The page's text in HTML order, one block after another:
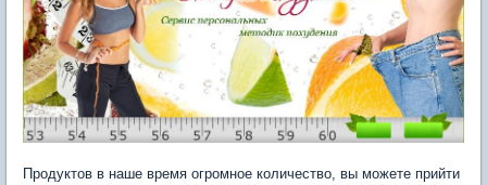
Продуктов в наше время огромное количество, вы можете прийти